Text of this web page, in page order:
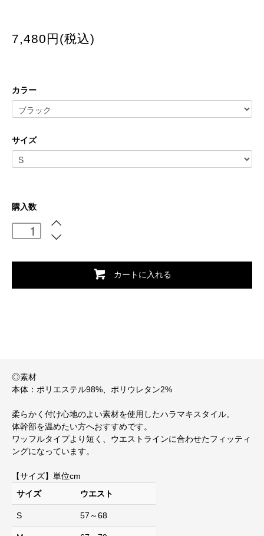
7,480円(税込)
カラー
サイズ
購入数
カートに入れる
◎素材
本体：ポリエステル98%、ポリウレタン2%
柔らかく付け心地のよい素材を使用したハラマキスタイル。
体幹部を温めたい方へおすすめです。
ワッフルタイプより短く、ウエストラインに合わせたフィッティ
ングになっています。
【サイズ】単位cm
サイズ
ウエスト
S 57～68